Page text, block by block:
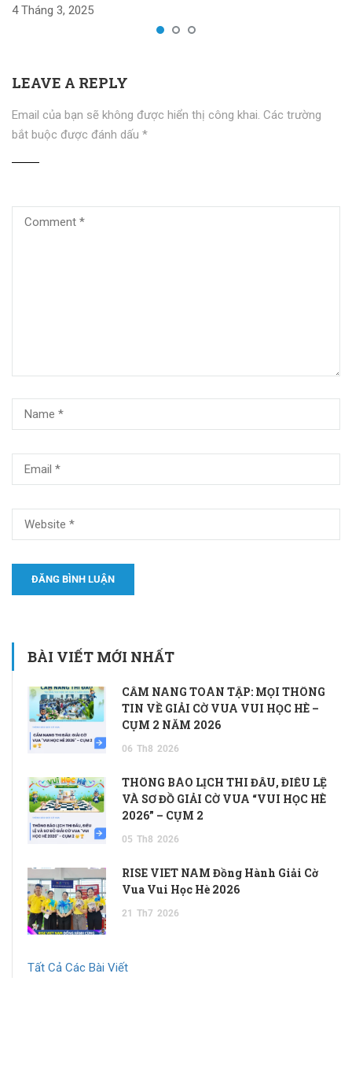
4 Tháng 3, 2025
LEAVE A REPLY
Email của bạn sẽ không được hiển thị công khai. Các trường
bắt buộc được đánh dấu *
BÀI VIẾT MỚI NHẤT
CẨM NANG TOÀN TẬP: MỌI THÔNG
TIN VỀ GIẢI CỜ VUA VUI HỌC HÈ –
CỤM 2 NĂM 2026
06 Th8 2026
THÔNG BÁO LỊCH THI ĐẤU, ĐIỀU LỆ
VÀ SƠ ĐỒ GIẢI CỜ VUA “VUI HỌC HÈ
2026” – CỤM 2
05 Th8 2026
RISE VIET NAM Đồng Hành Giải Cờ
Vua Vui Học Hè 2026
21 Th7 2026
Tất Cả Các Bài Viết